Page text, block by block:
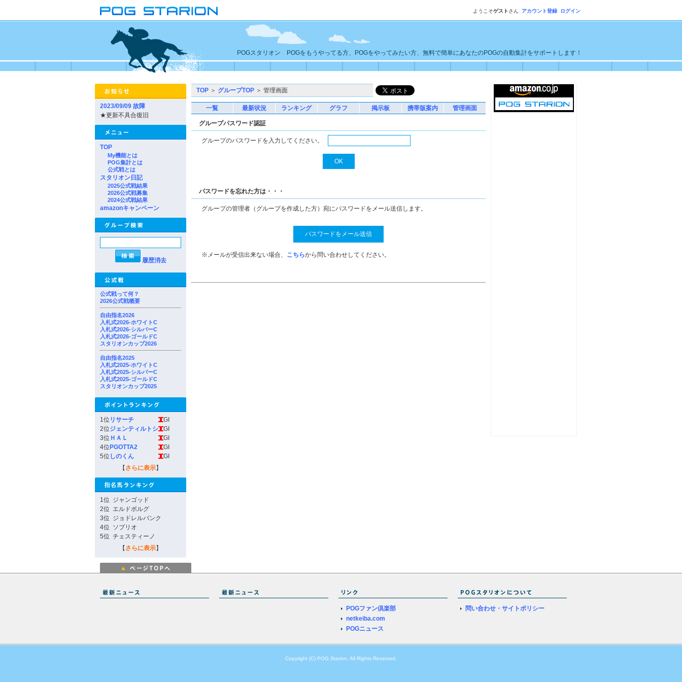
ようこそゲスト さん アカウント登録 ログイン
POGスタリオン POGをもうやってる方、POGをやってみたい方、無料で簡単にあなたのPOGの自動集計をサポートします！
2023/09/09 故障
★更新不具合復旧
TOP
My機能とは
POG集計とは
公式戦とは
スタリオン日記
2025公式戦結果
2026公式戦募集
2024公式戦結果
amazonキャンペーン
履歴消去
公式戦って何？
2026公式戦概要
自由指名2026
入札式2026-ホワイトC
入札式2026-シルバーC
入札式2026-ゴールドC
スタリオンカップ2026
自由指名2025
入札式2025-ホワイトC
入札式2025-シルバーC
入札式2025-ゴールドC
スタリオンカップ2025
1位 リサーチ
GI
2位ジェンティルトシ
GI
3位 ＨＡＬ
GI
4位 PGOTTA2
GI
5位 しのくん
GI
【 さらに表示】
1位 ジャンゴッド
2位 エルドボルグ
3位 ジョドレルバンク
4位 ソブリオ
5位 チェスティーノ
【 さらに表示】
TOP ＞ グループTOP ＞ 管理画面
一覧 最新状況 ランキング グラフ 掲示板 携帯版案内 管理画面
グループパスワード認証
グループのパスワードを入力してください。
パスワードを忘れた方は・・・
グループの管理者（グループを作成した方）宛にパスワードをメール送信します。
※メールが受信出来ない場合、 こちらから問い合わせしてください。
POGファン倶楽部
netkeiba.com
POGニュース
問い合わせ・サイトポリシー
Copyright (C) POG Starion. All Rights Reserved.